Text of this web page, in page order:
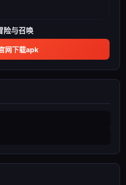
险与召唤
网下载apk